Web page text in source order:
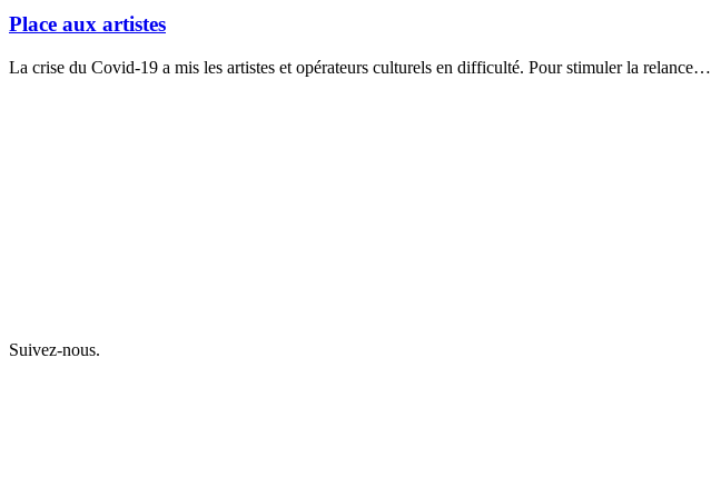
Place aux artistes
La crise du Covid-19 a mis les artistes et opérateurs culturels en difficulté. Pour stimuler la relance…
Suivez-nous.